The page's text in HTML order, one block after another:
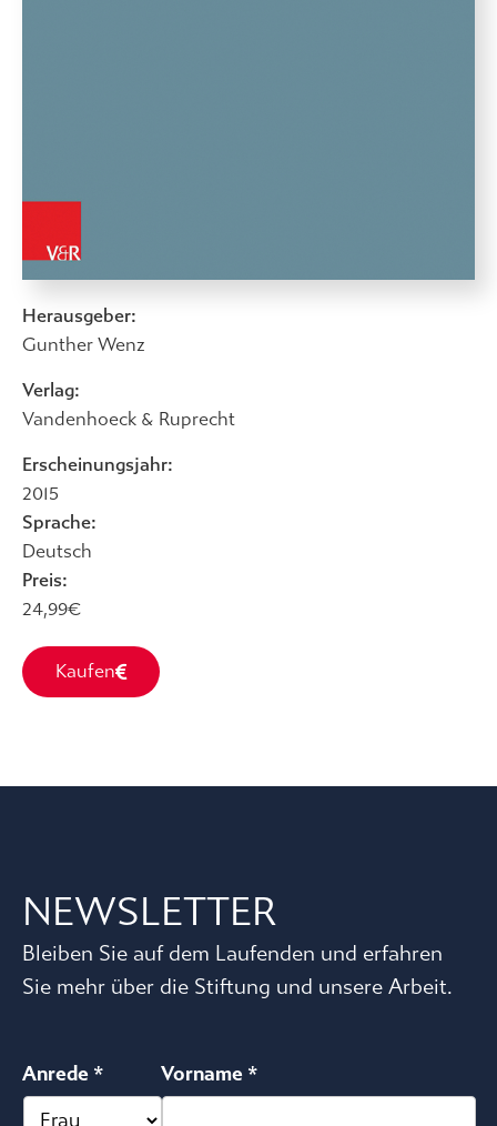
Herausgeber:
Gunther Wenz
Verlag:
Vandenhoeck & Ruprecht
Erscheinungsjahr:
2015
Sprache:
Deutsch
Preis:
24,99€
Kaufen
NEWSLETTER
Bleiben Sie auf dem Laufenden und erfahren
Sie mehr über die Stiftung und unsere Arbeit.
Anrede * Vorname *